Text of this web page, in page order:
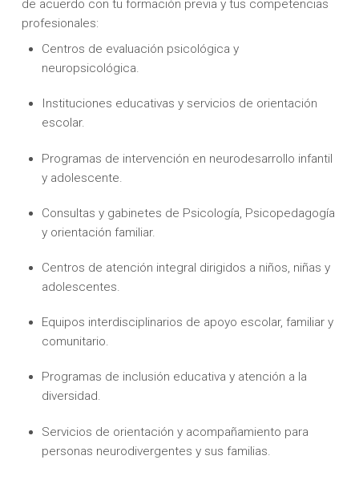
de acuerdo con tu formación previa y tus competencias
profesionales:
Centros de evaluación psicológica y
neuropsicológica.
Instituciones educativas y servicios de orientación
escolar.
Programas de intervención en neurodesarrollo infantil
y adolescente.
Consultas y gabinetes de Psicología, Psicopedagogía
y orientación familiar.
Centros de atención integral dirigidos a niños, niñas y
adolescentes.
Equipos interdisciplinarios de apoyo escolar, familiar y
comunitario.
Programas de inclusión educativa y atención a la
diversidad.
Servicios de orientación y acompañamiento para
personas neurodivergentes y sus familias.